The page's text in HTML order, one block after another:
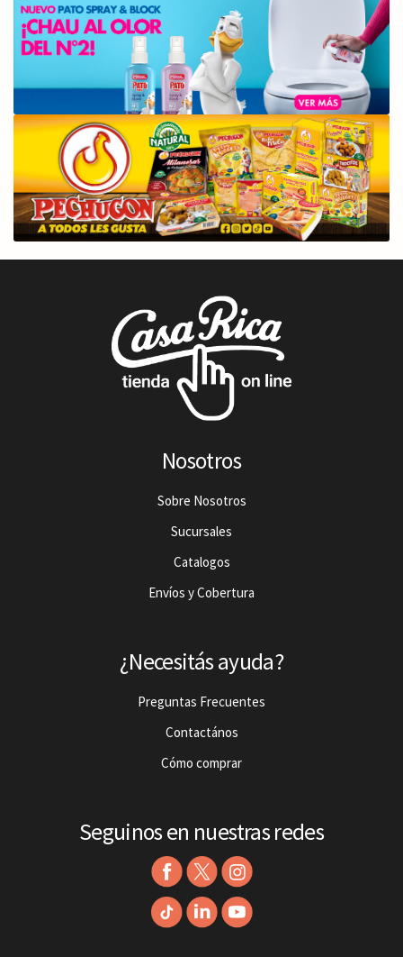
Nosotros
Sobre Nosotros
Sucursales
Catalogos
Envíos y Cobertura
¿Necesitás ayuda?
Preguntas Frecuentes
Contactános
Cómo comprar
Seguinos en nuestras redes